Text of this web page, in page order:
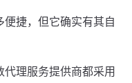
捷，但它确实有其自
理服务提供商都采用